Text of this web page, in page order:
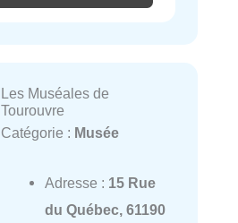
Les Muséales de
Tourouvre
Catégorie : Musée
Adresse : 15 Rue
du Québec, 61190